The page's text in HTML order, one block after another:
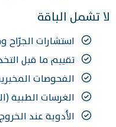
لا تشمل الباقة
استشارات الجرّاح
تقييم ما قبل
الفحوصات
الغرسات الطبية
الأدوية عند